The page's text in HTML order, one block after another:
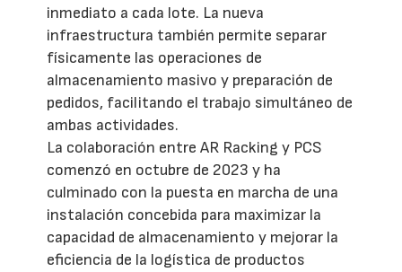
inmediato a cada lote. La nueva
infraestructura también permite separar
físicamente las operaciones de
almacenamiento masivo y preparación de
pedidos, facilitando el trabajo simultáneo de
ambas actividades.
La colaboración entre AR Racking y PCS
comenzó en octubre de 2023 y ha
culminado con la puesta en marcha de una
instalación concebida para maximizar la
capacidad de almacenamiento y mejorar la
eficiencia de la logística de productos